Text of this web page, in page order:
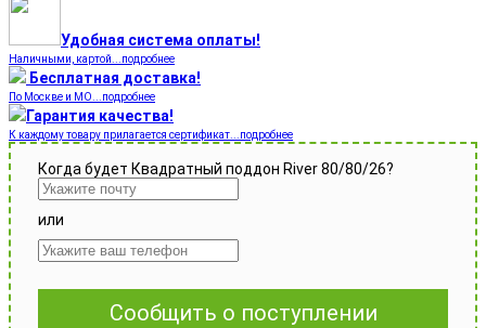
Удобная система оплаты!
Наличными, картой...подробнее
Бесплатная доставка!
По Москве и МО...подробнее
Гарантия качества!
К каждому товару прилагается сертификат...подробнее
Когда будет Квадратный поддон River 80/80/26?
или
Сообщить о поступлении